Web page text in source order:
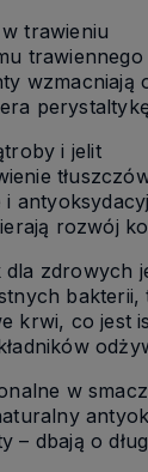
trawieniu
trawiennego
i jelit
rozwój
zdrowych
bakterii,
krwi, co jest
w
– dbają o